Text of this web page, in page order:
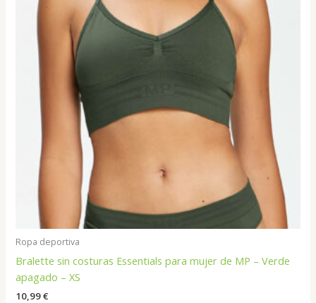
Ropa deportiva
Bralette sin costuras Essentials para mujer de MP – Verde
apagado – XS
10,99€